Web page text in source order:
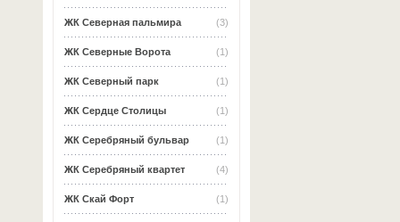
(3)
ЖК Северная пальмира
(1)
ЖК Северные Ворота
(1)
ЖК Северный парк
(1)
ЖК Сердце Столицы
(1)
ЖК Серебряный бульвар
(4)
ЖК Серебряный квартет
(1)
ЖК Скай Форт